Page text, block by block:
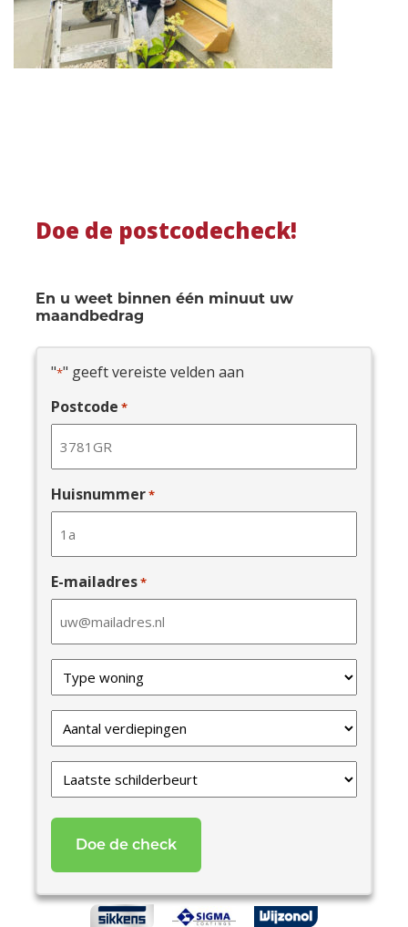
Doe de postcodecheck!
En u weet binnen één minuut uw
maandbedrag
"*" geeft vereiste velden aan
Postcode *
Huisnummer*
E-mailadres*
van
uw
woning
*
Verdiepingen
schilderbeurt